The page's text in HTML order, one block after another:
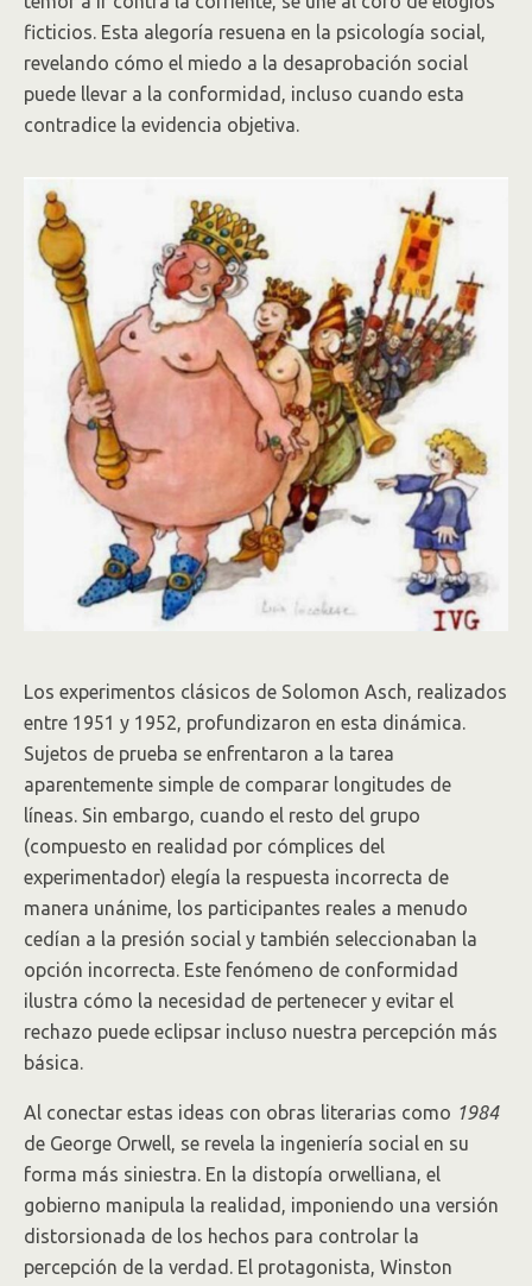
ficticios. Esta alegoría resuena en la psicología social,
revelando cómo el miedo a la desaprobación social
puede llevar a la conformidad, incluso cuando esta
contradice la evidencia objetiva.
Los experimentos clásicos de Solomon Asch, realizados
entre 1951 y 1952, profundizaron en esta dinámica.
Sujetos de prueba se enfrentaron a la tarea
aparentemente simple de comparar longitudes de
líneas. Sin embargo, cuando el resto del grupo
(compuesto en realidad por cómplices del
experimentador) elegía la respuesta incorrecta de
manera unánime, los participantes reales a menudo
cedían a la presión social y también seleccionaban la
opción incorrecta. Este fenómeno de conformidad
ilustra cómo la necesidad de pertenecer y evitar el
rechazo puede eclipsar incluso nuestra percepción más
básica.
Al conectar estas ideas con obras literarias como 1984
de George Orwell, se revela la ingeniería social en su
forma más siniestra. En la distopía orwelliana, el
gobierno manipula la realidad, imponiendo una versión
distorsionada de los hechos para controlar la
percepción de la verdad. El protagonista, Winston